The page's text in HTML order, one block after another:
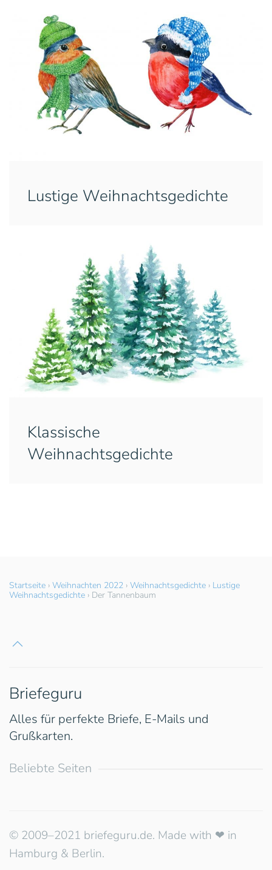
Lustige Weihnachtsgedichte
Klassische
Weihnachtsgedichte
Startseite › Weihnachten 2022 › Weihnachtsgedichte › Lustige
Weihnachtsgedichte › Der Tannenbaum
Briefeguru
Alles für perfekte Briefe, E-Mails und
Grußkarten.
Beliebte Seiten
© 2009–2021 briefeguru.de. Made with ❤︎ in
Hamburg & Berlin.